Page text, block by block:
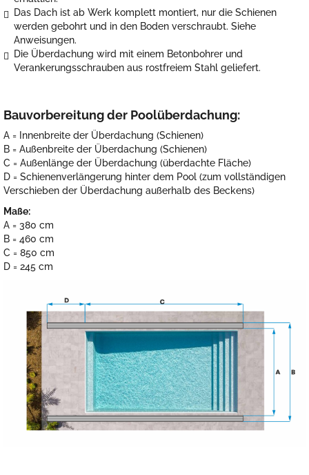
Das Dach ist ab Werk komplett montiert, nur die Schienen
werden gebohrt und in den Boden verschraubt. Siehe
Anweisungen.
Die Überdachung wird mit einem Betonbohrer und
Verankerungsschrauben aus rostfreiem Stahl geliefert.
Bauvorbereitung der Poolüberdachung:
A = Innenbreite der Überdachung (Schienen)
B = Außenbreite der Überdachung (Schienen)
C = Außenlänge der Überdachung (überdachte Fläche)
D = Schienenverlängerung hinter dem Pool (zum vollständigen
Verschieben der Überdachung außerhalb des Beckens)
Maße:
A = 380 cm
B = 460 cm
C = 850 cm
D = 245 cm